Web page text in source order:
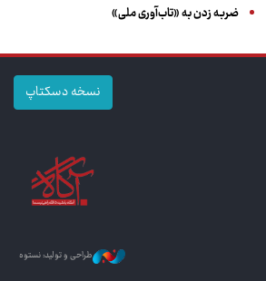
ضربه زدن به «تاب‌آوری ملی»
نسخه دسکتاپ
طراحی و تولید: نستوه